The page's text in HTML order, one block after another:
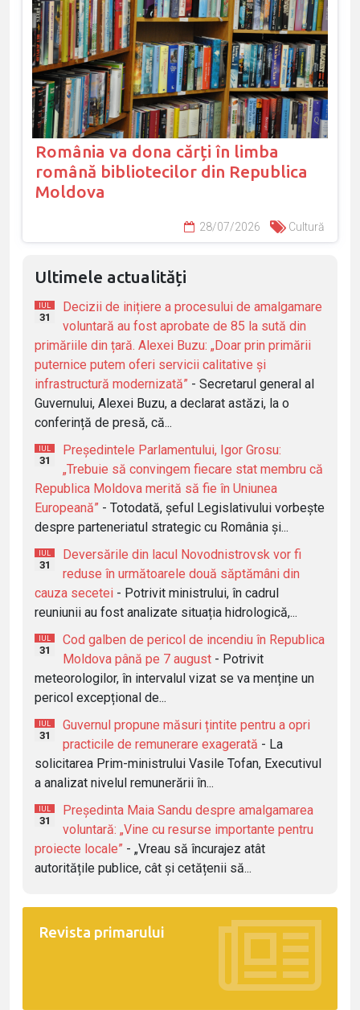
România va dona cărți în limba
română bibliotecilor din Republica
Moldova
28/07/2026 Cultură
Ultimele actualități
IUL
31
Decizii de inițiere a procesului de amalgamare
voluntară au fost aprobate de 85 la sută din
primăriile din țară. Alexei Buzu: „Doar prin primării
puternice putem oferi servicii calitative și
infrastructură modernizată” - Secretarul general al
Guvernului, Alexei Buzu, a declarat astăzi, la o
conferință de presă, că...
IUL
31
Președintele Parlamentului, Igor Grosu:
„Trebuie să convingem fiecare stat membru că
Republica Moldova merită să fie în Uniunea
Europeană” - Totodată, șeful Legislativului vorbește
despre parteneriatul strategic cu România și...
IUL
31
Deversările din lacul Novodnistrovsk vor fi
reduse în următoarele două săptămâni din
cauza secetei - Potrivit ministrului, în cadrul
reuniunii au fost analizate situația hidrologică,...
IUL
31
Cod galben de pericol de incendiu în Republica
Moldova până pe 7 august - Potrivit
meteorologilor, în intervalul vizat se va menține un
pericol excepțional de...
IUL
31
Guvernul propune măsuri țintite pentru a opri
practicile de remunerare exagerată - La
solicitarea Prim-ministrului Vasile Tofan, Executivul
a analizat nivelul remunerării în...
IUL
31
Președinta Maia Sandu despre amalgamarea
voluntară: „Vine cu resurse importante pentru
proiecte locale” - „Vreau să încurajez atât
autoritățile publice, cât și cetățenii să...
Revista primarului